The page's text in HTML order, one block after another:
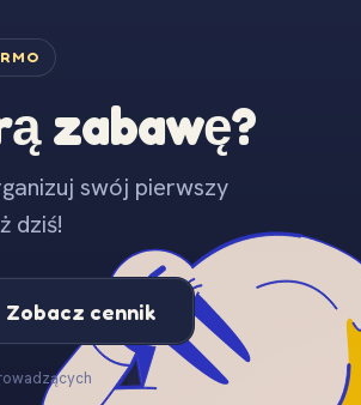
zabawę?
swój pierwszy
dziś!
Zobacz cennik